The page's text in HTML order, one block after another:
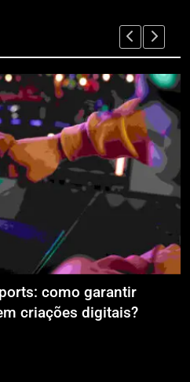
como garantir
criações digitais?